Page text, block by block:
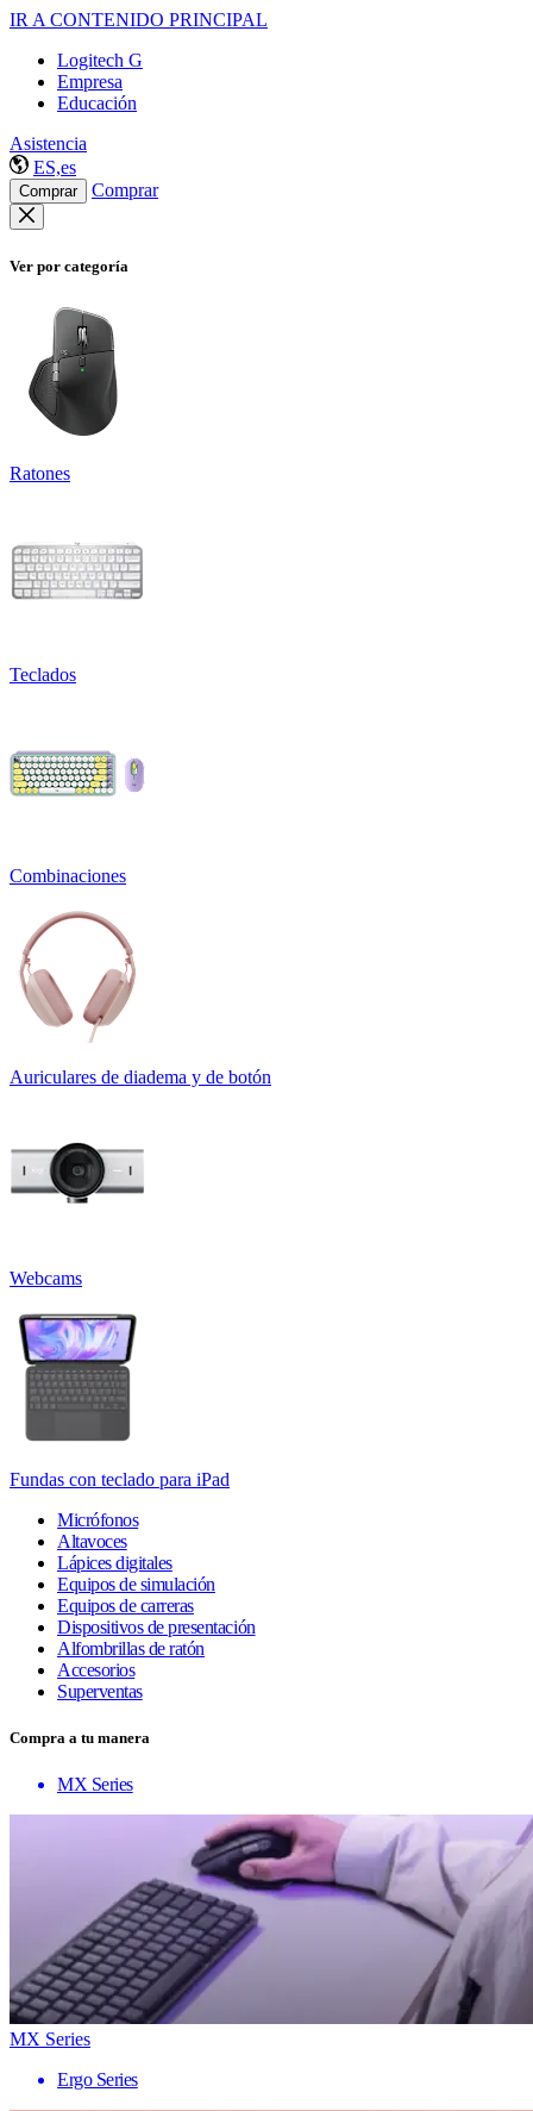
IR A CONTENIDO PRINCIPAL
Logitech G
Empresa
Educación
Asistencia
ES,es
Comprar Comprar
Ver por categoría
Ratones
Teclados
Combinaciones
Auriculares de diadema y de botón
Webcams
Fundas con teclado para iPad
Micrófonos
Altavoces
Lápices digitales
Equipos de simulación
Equipos de carreras
Dispositivos de presentación
Alfombrillas de ratón
Accesorios
Superventas
Compra a tu manera
MX Series
MX Series
Ergo Series